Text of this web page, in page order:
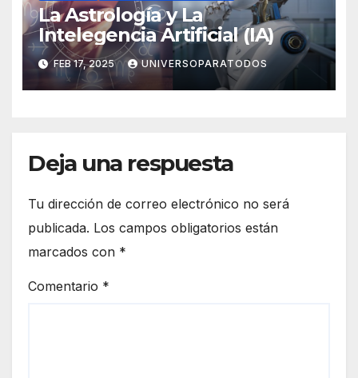
La Astrología y La
Intelegencia Artificial (IA)
FEB 17, 2025 UNIVERSOPARATODOS
Deja una respuesta
Tu dirección de correo electrónico no será
publicada. Los campos obligatorios están
marcados con *
Comentario *